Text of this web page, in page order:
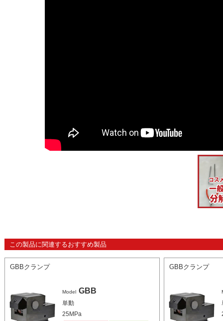
この製品に関連するおすすめ製品
GBBクランプ
Model GBB
単動
25MPa
GBBクランプ